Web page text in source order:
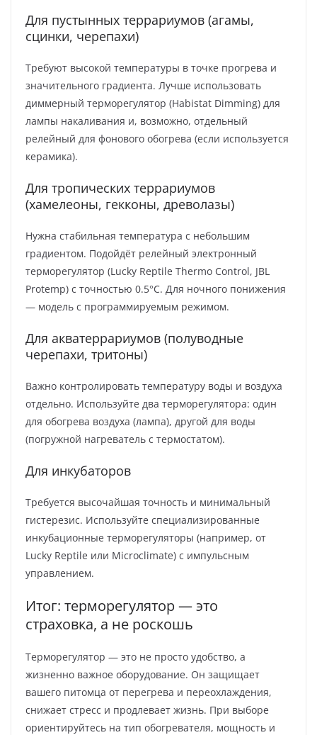
Для пустынных террариумов (агамы,
сцинки, черепахи)
Требуют высокой температуры в точке прогрева и
значительного градиента. Лучше использовать
диммерный терморегулятор (Habistat Dimming) для
лампы накаливания и, возможно, отдельный
релейный для фонового обогрева (если используется
керамика).
Для тропических террариумов
(хамелеоны, гекконы, древолазы)
Нужна стабильная температура с небольшим
градиентом. Подойдёт релейный электронный
терморегулятор (Lucky Reptile Thermo Control, JBL
Protemp) с точностью 0.5°C. Для ночного понижения
— модель с программируемым режимом.
Для акватеррариумов (полуводные
черепахи, тритоны)
Важно контролировать температуру воды и воздуха
отдельно. Используйте два терморегулятора: один
для обогрева воздуха (лампа), другой для воды
(погружной нагреватель с термостатом).
Для инкубаторов
Требуется высочайшая точность и минимальный
гистерезис. Используйте специализированные
инкубационные терморегуляторы (например, от
Lucky Reptile или Microclimate) с импульсным
управлением.
Итог: терморегулятор — это
страховка, а не роскошь
Терморегулятор — это не просто удобство, а
жизненно важное оборудование. Он защищает
вашего питомца от перегрева и переохлаждения,
снижает стресс и продлевает жизнь. При выборе
ориентируйтесь на тип обогревателя, мощность и